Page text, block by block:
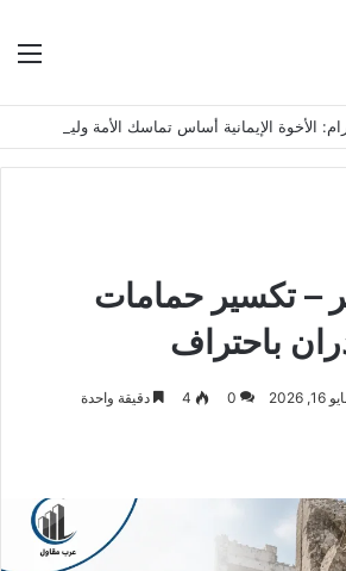
– تكسير حمامات
باحتراف
2026
0
4 دقيقة واحدة